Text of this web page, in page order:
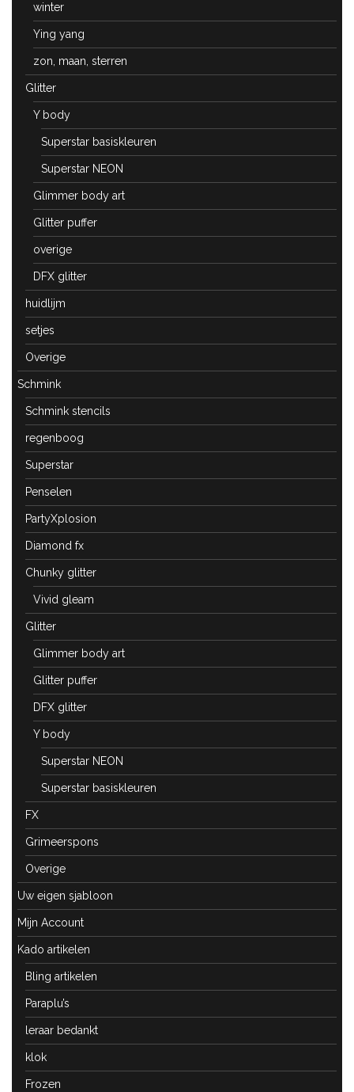
winter
Ying yang
zon, maan, sterren
Glitter
Y body
Superstar basiskleuren
Superstar NEON
Glimmer body art
Glitter puffer
overige
DFX glitter
huidlijm
setjes
Overige
Schmink
Schmink stencils
regenboog
Superstar
Penselen
PartyXplosion
Diamond fx
Chunky glitter
Vivid gleam
Glitter
Glimmer body art
Glitter puffer
DFX glitter
Y body
Superstar NEON
Superstar basiskleuren
FX
Grimeerspons
Overige
Uw eigen sjabloon
Mijn Account
Kado artikelen
Bling artikelen
Paraplu’s
leraar bedankt
klok
Frozen